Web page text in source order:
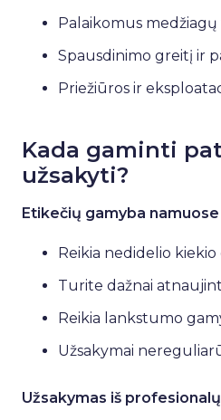
Palaikomus
Spausdinimo greitį ir
Priežiūros ir
Kada gaminti
užsakyti?
Etikečių gamyba
Reikia nedidelio
Turite dažnai
Reikia lankstumo
Užsakymai
Užsakymas iš